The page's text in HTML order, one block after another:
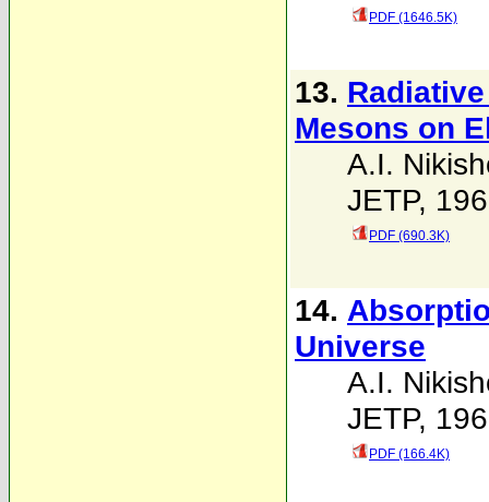
PDF (1646.5K)
13.
Mesons on
A.I.
JETP,
PDF (690.3K)
14.
Universe
A.I.
JETP,
PDF (166.4K)